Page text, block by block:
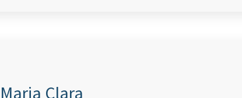
Maria Clara